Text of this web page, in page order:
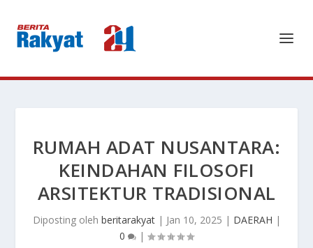
RUMAH ADAT NUSANTARA:
KEINDAHAN FILOSOFI
ARSITEKTUR TRADISIONAL
Diposting oleh beritarakyat| Jan 10, 2025 | DAERAH |
0
|